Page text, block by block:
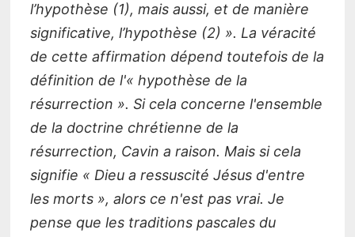
l’hypothèse (1), mais aussi, et de manière
significative, l’hypothèse (2) ». La véracité
de cette affirmation dépend toutefois de la
définition de l'« hypothèse de la
résurrection ». Si cela concerne l'ensemble
de la doctrine chrétienne de la
résurrection, Cavin a raison. Mais si cela
signifie « Dieu a ressuscité Jésus d'entre
les morts », alors ce n'est pas vrai. Je
pense que les traditions pascales du